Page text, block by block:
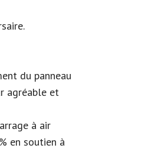
du panneau
agréable et
à air
en soutien à